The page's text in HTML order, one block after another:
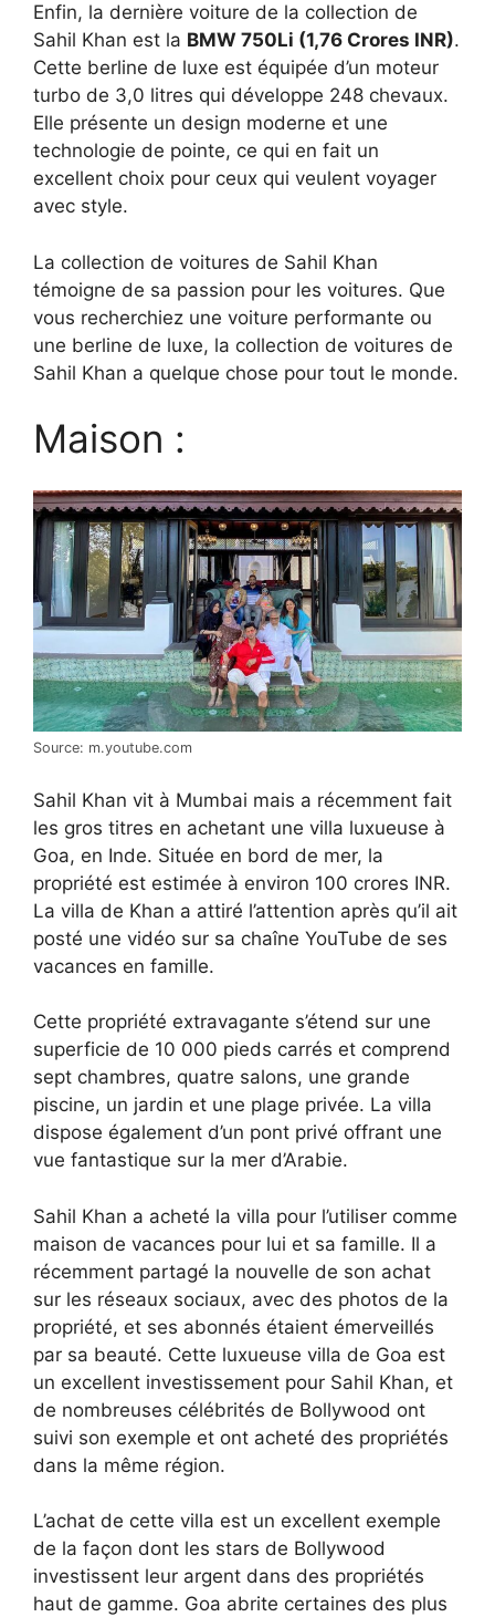
Enfin, la dernière voiture de la collection de
Sahil Khan est la BMW 750Li (1,76 Crores INR).
Cette berline de luxe est équipée d’un moteur
turbo de 3,0 litres qui développe 248 chevaux.
Elle présente un design moderne et une
technologie de pointe, ce qui en fait un
excellent choix pour ceux qui veulent voyager
avec style.
La collection de voitures de Sahil Khan
témoigne de sa passion pour les voitures. Que
vous recherchiez une voiture performante ou
une berline de luxe, la collection de voitures de
Sahil Khan a quelque chose pour tout le monde.
Maison :
Source: m.youtube.com
Sahil Khan vit à Mumbai mais a récemment fait
les gros titres en achetant une villa luxueuse à
Goa, en Inde. Située en bord de mer, la
propriété est estimée à environ 100 crores INR.
La villa de Khan a attiré l’attention après qu’il ait
posté une vidéo sur sa chaîne YouTube de ses
vacances en famille.
Cette propriété extravagante s’étend sur une
superficie de 10 000 pieds carrés et comprend
sept chambres, quatre salons, une grande
piscine, un jardin et une plage privée. La villa
dispose également d’un pont privé offrant une
vue fantastique sur la mer d’Arabie.
Sahil Khan a acheté la villa pour l’utiliser comme
maison de vacances pour lui et sa famille. Il a
récemment partagé la nouvelle de son achat
sur les réseaux sociaux, avec des photos de la
propriété, et ses abonnés étaient émerveillés
par sa beauté. Cette luxueuse villa de Goa est
un excellent investissement pour Sahil Khan, et
de nombreuses célébrités de Bollywood ont
suivi son exemple et ont acheté des propriétés
dans la même région.
L’achat de cette villa est un excellent exemple
de la façon dont les stars de Bollywood
investissent leur argent dans des propriétés
haut de gamme. Goa abrite certaines des plus